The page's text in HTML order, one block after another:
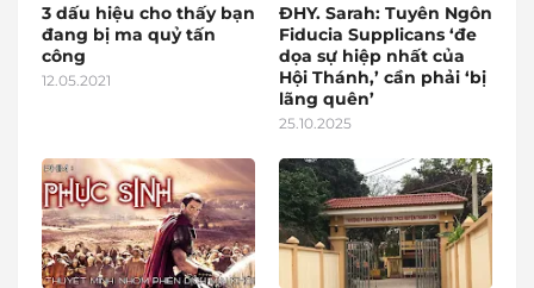
3 dấu hiệu cho thấy bạn
đang bị ma quỷ tấn
công
12.05.2021
ĐHY. Sarah: Tuyên Ngôn
Fiducia Supplicans ‘đe
dọa sự hiệp nhất của
Hội Thánh,’ cần phải ‘bị
lãng quên’
25.10.2025